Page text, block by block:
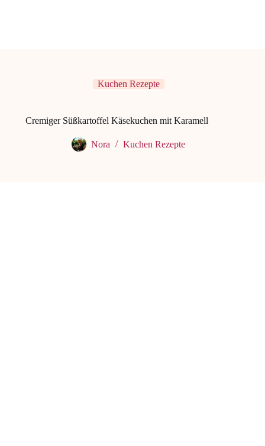
Kuchen Rezepte
Cremiger Süßkartoffel Käsekuchen mit Karamell
Nora Kuchen Rezepte